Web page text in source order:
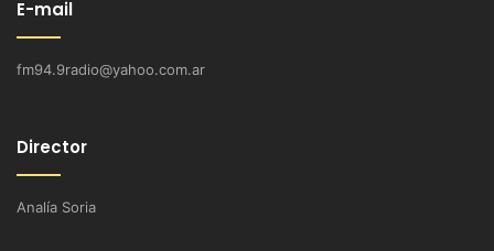
E-mail
fm94.9radio@yahoo.com.ar
Director
Analía Soria